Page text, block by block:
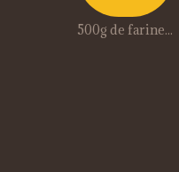
500g de farine...